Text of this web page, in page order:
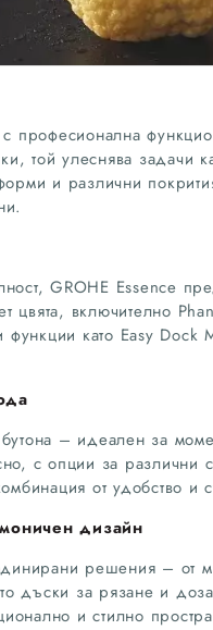
професионална
той улеснява задачи
и различни
GROHE Essence
включително
като Easy Dock
– идеален за
с опции за
от удобство и
дизайн
решения – от
дъски за рязане и
и стилно